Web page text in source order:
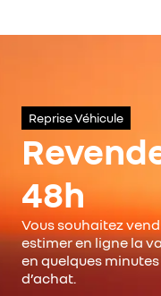
Reprise Véhicule
48h
Vous souhaitez
estimer en ligne la
en quelques
d’achat.